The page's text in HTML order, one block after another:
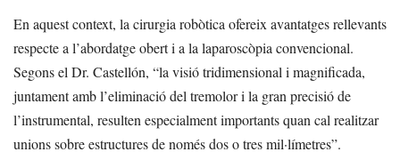
En aquest context, la cirurgia robòtica ofereix avantatges rellevants
respecte a l’abordatge obert i a la laparoscòpia convencional.
Segons el Dr. Castellón, “la visió tridimensional i magnificada,
juntament amb l’eliminació del tremolor i la gran precisió de
l’instrumental, resulten especialment importants quan cal realitzar
unions sobre estructures de només dos o tres mil·límetres”.